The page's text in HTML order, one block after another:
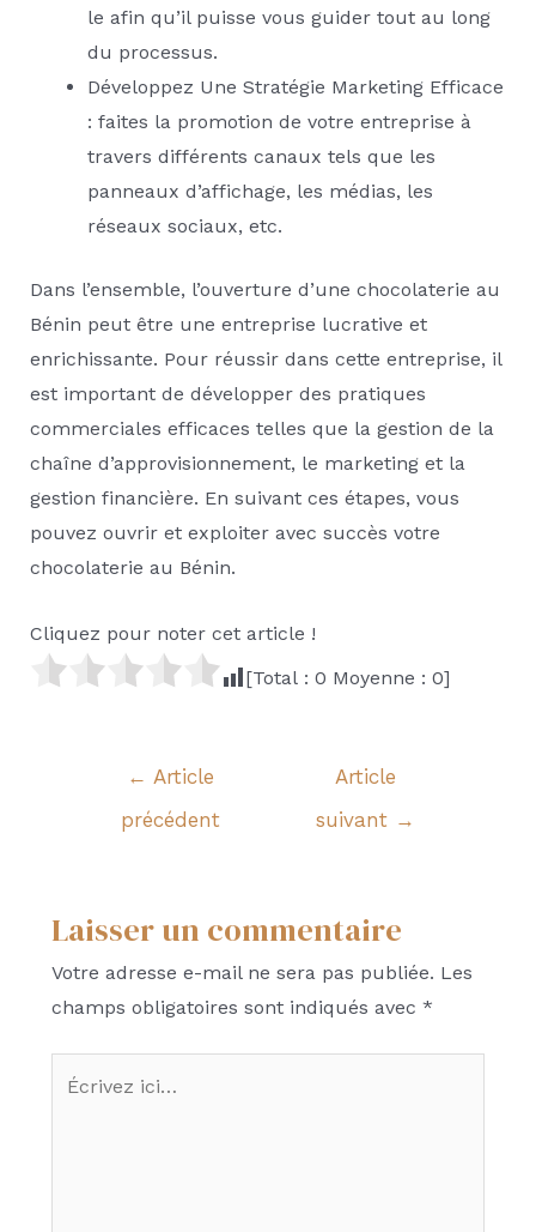
le afin qu’il puisse vous guider tout au long
du processus.
Développez Une Stratégie Marketing Efficace
: faites la promotion de votre entreprise à
travers différents canaux tels que les
panneaux d’affichage, les médias, les
réseaux sociaux, etc.
Dans l’ensemble, l’ouverture d’une chocolaterie au
Bénin peut être une entreprise lucrative et
enrichissante. Pour réussir dans cette entreprise, il
est important de développer des pratiques
commerciales efficaces telles que la gestion de la
chaîne d’approvisionnement, le marketing et la
gestion financière. En suivant ces étapes, vous
pouvez ouvrir et exploiter avec succès votre
chocolaterie au Bénin.
Cliquez pour noter cet article !
[Total : 0 Moyenne : 0]
Navigation
l’article
← Article
précédent
Article
suivant →
Laisser un commentaire
Votre adresse e-mail ne sera pas publiée. Les
champs obligatoires sont indiqués avec *